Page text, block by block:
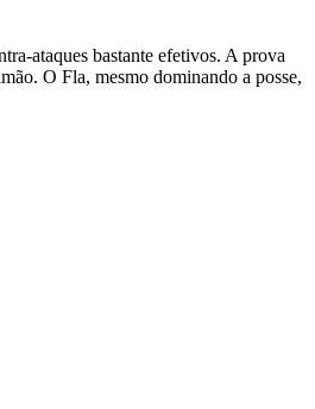
ataques bastante efetivos. A prova
O Fla, mesmo dominando a posse,